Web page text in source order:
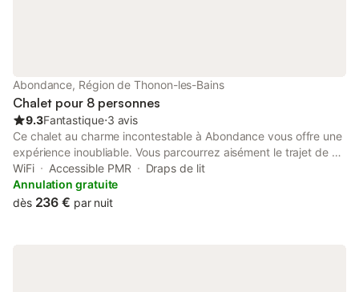
Abondance, Région de Thonon-les-Bains
Chalet pour 8 personnes
9.3Fantastique⋅3 avis
Ce chalet au charme incontestable à Abondance vous offre une
expérience inoubliable. Vous parcourrez aisément le trajet de 7
minutes en voiture jusqu'à Télécabine de l'Essert ou de 7
minutes jusqu'à Abbaye d’Abondance. Ce chalet vous invite à la
détente avec un balcon, du mobilier d'extérieur et un brasero où
WiFi Accessible PMR
Draps de lit
Annulation gratuite
dès 236 € par nuit